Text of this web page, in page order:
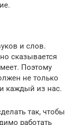
и слов.
сказывается
Поэтому
не только
каждый из нас.
так, чтобы
работать